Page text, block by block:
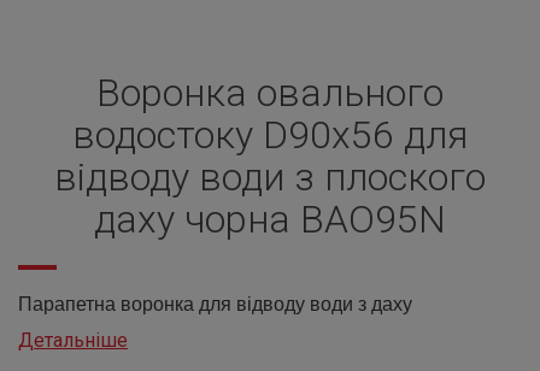
Воронка овального
водостоку D90х56 для
відводу води з плоского
даху чорна BAO95N
Парапетна воронка для відводу води з даху
Детальніше